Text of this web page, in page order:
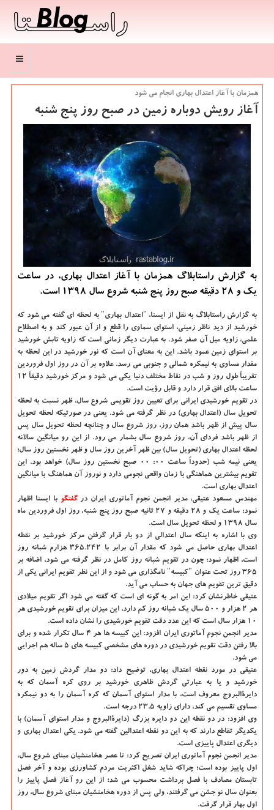
منو
همزمان با آغاز اعتدال بهاری انجام می شود
آغاز رویش دوباره زمین در صبح روز پنج شنبه
به گزارش راستابلاگ همزمان با آغاز اعتدال بهاری، در ساعت
یك و ۲۸ دقیقه صبح روز پنج شنبه شروع سال ۱۳۹۸ است.
به گزارش راستابلاگ به نقل از ایسنا، "اعتدال بهاری" به لحظه ای گفته می شود كه
خورشید از دید ناظر زمینی، استوای سماوی را قطع و از آن عبور كند و به اصطلاح
علمی، زاویه میل آن صفر شود. به عبارت دیگر زمانی است كه زاویه تابش خورشید
بر استوای زمین عمود باشد. این به معنای آن است كه نور خورشید در این لحظه به
مقدار مساوی به نیمكره شمالی و جنوبی می رسد. علاوه بر آن در روز اول فروردین
تقریباً طول روز و شب در نقاط مختلف دنیا یكی می شود و مركز خورشید دقیقاً ۱۲
ساعت بالای افق قرار دارد و قابل رؤیت است.
در تقویم خورشیدی ایرانی برای تعیین روز تقویمی شروع سال، ظهر نسبت به لحظه
تحویل سال (اعتدال بهاری) در نظر گرفته می شود. یعنی در صورتیكه لحظه تحویل
سال پیش از ظهر باشد همان روز، روز شروع سال و چنانچه لحظه تحویل سال پس
از ظهر باشد فردای آن، روز شروع سال بشمار می رود. از این رو میانگین سالانه
لحظه اعتدال بهاری (تحویل سال) بین ظهر آخرین روز سال و ظهر نخستین روز سال؛
یعنی نیمه شب (حدوداً ساعت ۰۰: ۰۰ صبح نخستین روز سال) خواهد بود. این
تقویم بیشترین هماهنگی با زمان واقعی نجومی دارد و نوروز آن هماهنگ با میانگین
اعتدال بهاری است.
مهندس مسعود عتیقی، مدیر انجمن نجوم آماتوری ایران درگفتگو با ایسنا اظهار
نمود: ساعت یك و ۲۸ دقیقه و ۲۷ ثانیه صبح روز پنج شنبه، روز اول فروردین ماه
سال ۱۳۹۸ و لحظه تحویل سال است.
وی با اشاره به اینكه سال اعتدالی از دو بار قرار گرفتن مركز خورشید بر نقطه
اعتدال بهاری حاصل می شود كه مقدار آن برابر با ۳۶۵.۲۴۲ هزارم شبانه روز
است، اظهار نمود: چون در تقویم شبانه روز كامل در نظر گرفته می شود، اضافه بر
۳۶۵ روز تحت عنوان "كبیسه" نامگذاری می شود و از این نظر تقویم ایرانی یكی از
دقیق ترین تقویم های جهان به حساب می آید.
عتیقی خاطرنشان كرد: این امر به گونه ای است كه گفته می شود اگر تقویم میلادی
هر ۲ هزار و ۵۰۰ سال یك شبانه روز كم دارد، این میزان برای تقویم خورشیدی هر
۱۰ هزار سال است كه این عدد دقت تقویم خورشیدی را نشان داده است.
مدیر انجمن نجوم آماتوری ایران افزود: این كبیسه ها هر ۴ سال تكرار شده و برای
بالا رفتن دقت تقویم خورشیدی در دوره های مشخصی كبیسه های ۵ ساله هم اجرایی
می شود.
عتیقی در مورد نقطه اعتدال بهاری، توضیح داد: دو مدار گردش زمین به دور
خورشید و یا به عبارتی گردش ظاهری خورشید بر روی كره آسمان كه به
دایرةالبروج معروف است، با مدار استوای آسمان كه كره آسمان را به دو نیمكره
مساوی تقسیم می كند، دارای زاویه ۲۳.۵ درجه است.
وی افزود: در دو نقطه این دو دایره بزرگ (دایرةالبروج و مدار استوای آسمان) با
یكدیگر تقاطع دارند كه به این دو نقطه اعتدالین گفته می شود. یكی اعتدال بهاری و
دیگری اعتدال پاییزی است.
مدیر انجمن نجوم آماتوری ایران تصریح كرد: تا عصر هخامنشیان مبنای شروع سال،
اول پاییز بوده است؛ چراكه شاید شغل اكثریت مردم كشاورزی بوده و آخر فصل
تابستان مصادف با فصل برداشت محسوب می شد؛ از این رو آغاز فصل پاییز را
بعنوان سال نو جشن می گرفتند، ولی پس از دوره هخامنشیان مبنای شروع سال، روز
اول بهار قرار گرفت.